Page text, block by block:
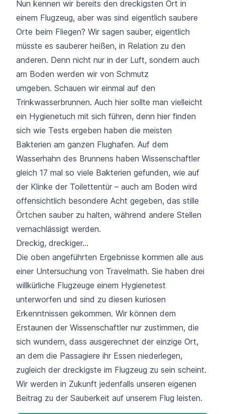
Nun kennen wir bereits den dreckigsten Ort in
einem Flugzeug, aber was sind eigentlich saubere
Orte beim Fliegen? Wir sagen sauber, eigentlich
müsste es sauberer heißen, in Relation zu den
anderen. Denn nicht nur in der Luft, sondern auch
am Boden werden wir von Schmutz
umgeben. Schauen wir einmal auf den
Trinkwasserbrunnen. Auch hier sollte man vielleicht
ein Hygienetuch mit sich führen, denn hier finden
sich wie Tests ergeben haben die meisten
Bakterien am ganzen Flughafen. Auf dem
Wasserhahn des Brunnens haben Wissenschaftler
gleich 17 mal so viele Bakterien gefunden, wie auf
der Klinke der Toilettentür – auch am Boden wird
offensichtlich besondere Acht gegeben, das stille
Örtchen sauber zu halten, während andere Stellen
vernachlässigt werden.
Dreckig, dreckiger...
Die oben angeführten Ergebnisse kommen alle aus
einer Untersuchung von Travelmath. Sie haben drei
willkürliche Flugzeuge einem Hygienetest
unterworfen und sind zu diesen kuriosen
Erkenntnissen gekommen. Wir können dem
Erstaunen der Wissenschaftler nur zustimmen, die
sich wundern, dass ausgerechnet der einzige Ort,
an dem die Passagiere ihr Essen niederlegen,
zugleich der dreckigste im Flugzeug zu sein scheint.
Wir werden in Zukunft jedenfalls unseren eigenen
Beitrag zu der Sauberkeit auf unserem Flug leisten.